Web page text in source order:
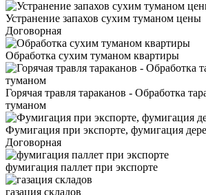
Устранение запахов сухим туманом цены
Договорная
Обработка сухим туманом квартиры
Горячая травля тараканов - Обработка
туманом
Фумигация при экспорте, фумигация
Договорная
фумигация паллет при экспорте
газация складов